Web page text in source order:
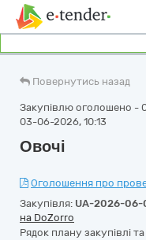
Повернутись назад
Закупівлю оголошено -
03-06-2026, 10:13
Овочі
Оголошення про
Закупівля: UA-2026-06-
на DoZorro
Рядок плану закупівлі